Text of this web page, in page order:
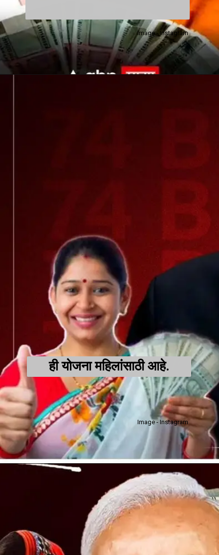
Image - Instagram
ही योजना महिलांसाठी आहे.
Image - Instagram